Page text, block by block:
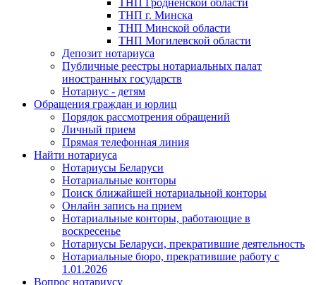
ТНП Гродненской области
ТНП г. Минска
ТНП Минской области
ТНП Могилевской области
Депозит нотариуса
Публичные реестры нотариальных палат
иностранных государств
Нотариус - детям
Обращения граждан и юрлиц
Порядок рассмотрения обращений
Личный прием
Прямая телефонная линия
Найти нотариуса
Нотариусы Беларуси
Нотариальные конторы
Поиск ближайшей нотариальной конторы
Онлайн запись на прием
Нотариальные конторы, работающие в
воскресенье
Нотариусы Беларуси, прекратившие деятельность
Нотариальные бюро, прекратившие работу с
1.01.2026
Вопрос нотариусу